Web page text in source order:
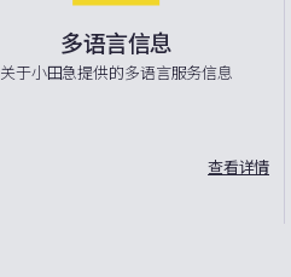
多语言信息
关于小田急提供的多语言服务信息
查看详情